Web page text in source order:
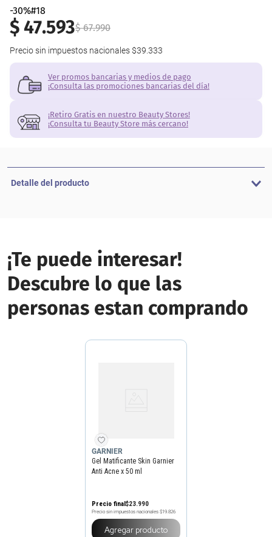
-30%#18
$47.593$ 67.990
Precio sin impuestos nacionales $39.333
Ver promos bancarias y medios de pago
¡Consulta las promociones bancarias del día!
¡Retiro Gratis en nuestro Beauty Stores!
¡Consulta tu Beauty Store más cercano!
Detalle del producto
¡Te puede interesar!
Descubre lo que las
personas estan comprando
GARNIER
Gel Matificante Skin Garnier
Anti Acne x 50 ml
Precio final$23.990
Precio sin impuestos nacionales $19.826
Agregar producto